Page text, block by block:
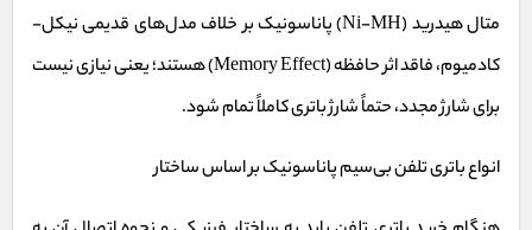
متال هیدرید (Ni-MH) پاناسونیک بر خلاف مدل‌های قدیمی نیکل-
کادمیوم، فاقد اثر حافظه (Memory Effect) هستند؛ یعنی نیازی نیست
برای شارژ مجدد، حتماً شارژ باتری کاملاً تمام شود.
انواع باتری تلفن بی‌سیم پاناسونیک بر اساس ساختار